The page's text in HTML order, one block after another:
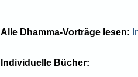
Alle Dhamma-Vorträgelesen:
Individuelle Bücher: